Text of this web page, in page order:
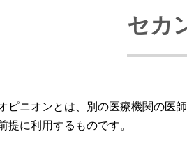
セカ
ピニオンとは、別の医療機関の医
提に利用するものです。